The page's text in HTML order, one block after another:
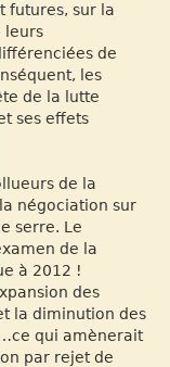
futures, sur la
leurs
de
les
de la lutte
ses effets
de la
négociation sur
serre. Le
de la
à 2012 !
des
la diminution des
qui amènerait
par rejet de